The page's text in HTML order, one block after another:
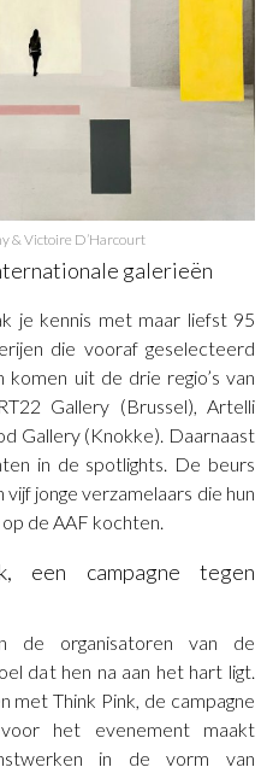
& Victoire D’Harcourt
galerieën
je kennis met maar liefst 95
die vooraf geselecteerd
uit de drie regio’s van
Gallery (Brussel), Artelli
Gallery (Knokke). Daarnaast
in de spotlights. De beurs
jonge verzamelaars die hun
de AAF kochten.
een campagne tegen
de organisatoren van de
dat hen na aan het hart ligt.
met Think Pink, de campagne
het evenement maakt
in de vorm van